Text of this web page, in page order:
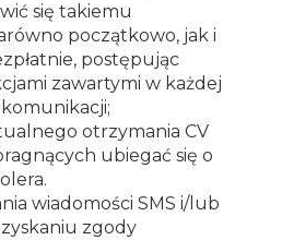
się takiemu
początkowo, jak i
postępując
zawartymi w każdej
otrzymania CV
ubiegać się o
wiadomości SMS i/lub
zgody